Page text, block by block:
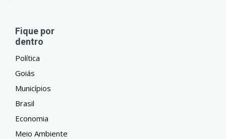
Fique por
dentro
Política
Goiás
Municípios
Brasil
Economia
Meio Ambiente